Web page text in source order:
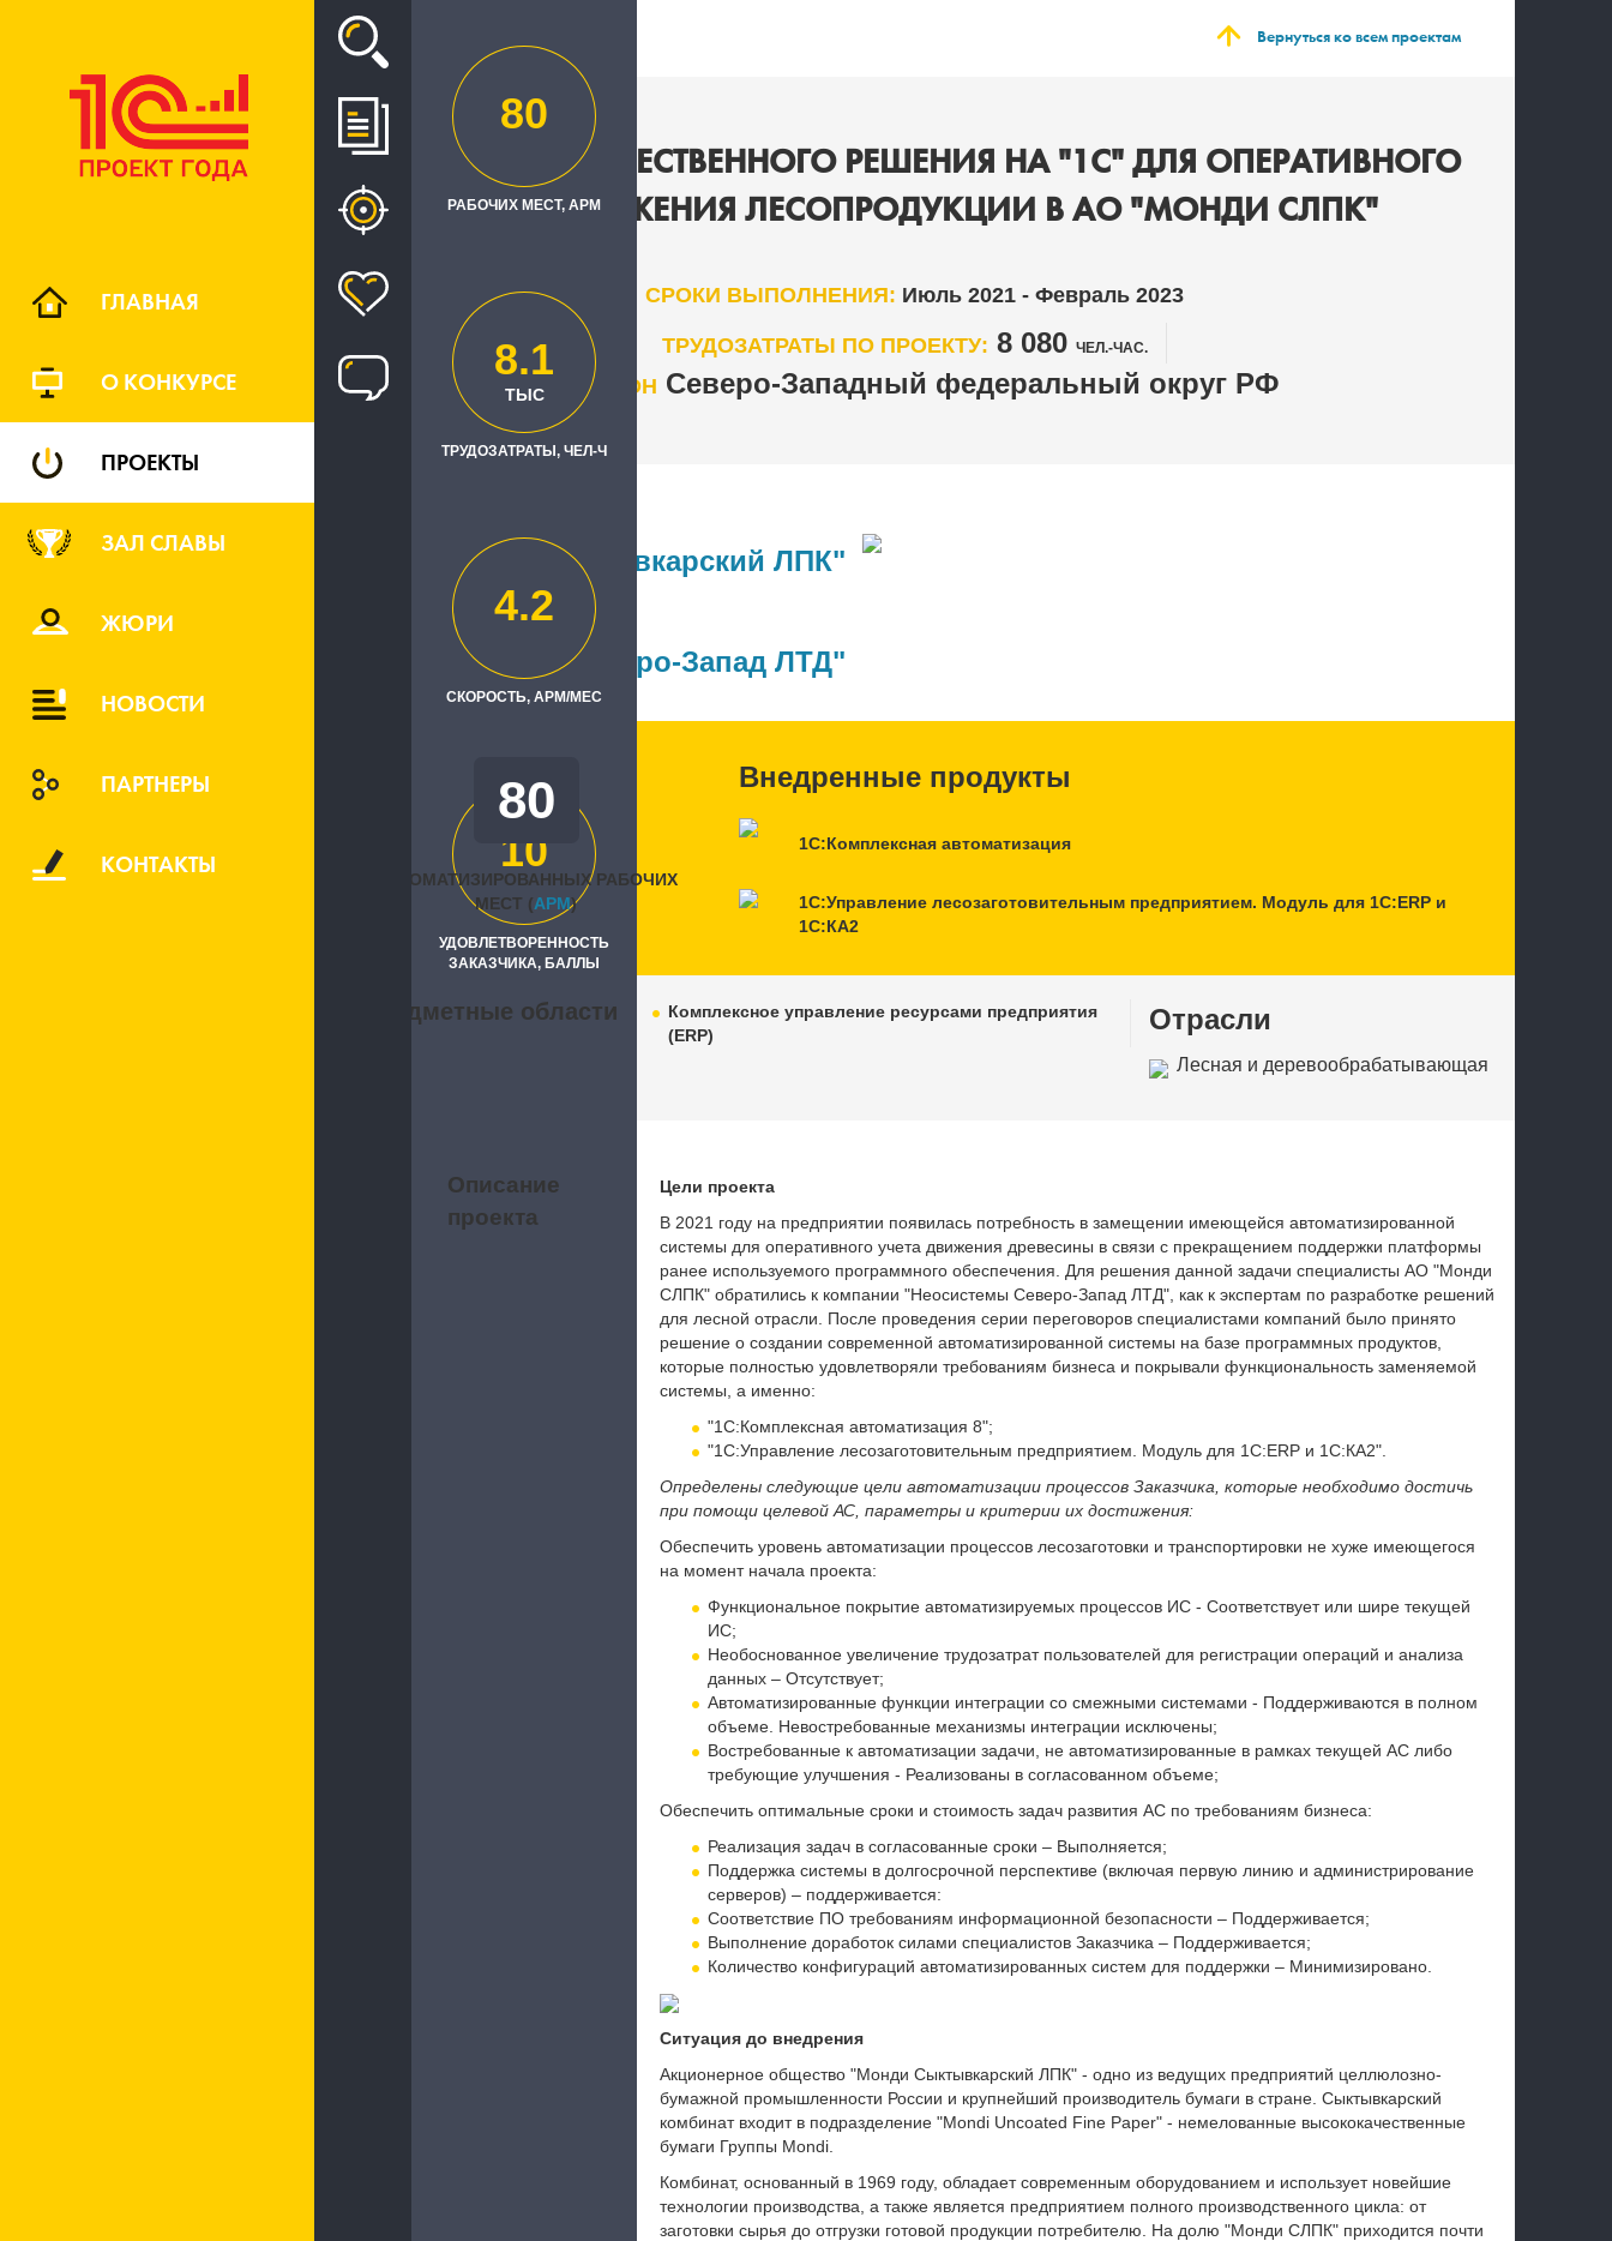
ГЛАВНАЯ
О КОНКУРСЕ
ПРОЕКТЫ
ЗАЛ СЛАВЫ
ЖЮРИ
НОВОСТИ
ПАРТНЕРЫ
КОНТАКТЫ
Проект Вернуться ко всем проектам
ВНЕДРЕНИЕ ОТЕЧЕСТВЕННОГО РЕШЕНИЯ НА "1С" ДЛЯ ОПЕРАТИВНОГО
УЧЕТА ДВИЖЕНИЯ ЛЕСОПРОДУКЦИИ В АО "МОНДИ СЛПК"
СРОКИ ВЫПОЛНЕНИЯ: Июль 2021 - Февраль 2023
ТРУДОЗАТРАТЫ ПО ПРОЕКТУ: 8 080 ЧЕЛ.-ЧАС.
РЕГИОН Северо-Западный федеральный округ РФ
80
РАБОЧИХ МЕСТ, АРМ
8.1
ТЫС
ТРУДОЗАТРАТЫ, ЧЕЛ-Ч
4.2
СКОРОСТЬ, АРМ/МЕС
10
УДОВЛЕТВОРЕННОСТЬ
ЗАКАЗЧИКА, БАЛЛЫ
АО "Монди Сыктывкарский ЛПК"
Исполнитель
"Неосистемы Северо-Запад ЛТД"
80
АВТОМАТИЗИРОВАННЫХ РАБОЧИХ
МЕСТ (APM)
Внедренные продукты
1С:Комплексная автоматизация
1С:Управление лесозаготовительным предприятием. Модуль для 1С:ERP и
1С:КА2
Предметные области
Комплексное управление ресурсами предприятия
(ERP)
Отрасли
Лесная и деревообрабатывающая
Описание
проекта
Цели проекта
В 2021 году на предприятии появилась потребность в замещении имеющейся автоматизированной
системы для оперативного учета движения древесины в связи с прекращением поддержки платформы
ранее используемого программного обеспечения. Для решения данной задачи специалисты АО "Монди
СЛПК" обратились к компании "Неосистемы Северо-Запад ЛТД", как к экспертам по разработке решений
для лесной отрасли. После проведения серии переговоров специалистами компаний было принято
решение о создании современной автоматизированной системы на базе программных продуктов,
которые полностью удовлетворяли требованиям бизнеса и покрывали функциональность заменяемой
системы, а именно:
"1С:Комплексная автоматизация 8";
"1С:Управление лесозаготовительным предприятием. Модуль для 1С:ERP и 1С:КА2".
Определены следующие цели автоматизации процессов Заказчика, которые необходимо достичь
при помощи целевой АС, параметры и критерии их достижения:
Обеспечить уровень автоматизации процессов лесозаготовки и транспортировки не хуже имеющегося
на момент начала проекта:
Функциональное покрытие автоматизируемых процессов ИС - Соответствует или шире текущей
ИС;
Необоснованное увеличение трудозатрат пользователей для регистрации операций и анализа
данных – Отсутствует;
Автоматизированные функции интеграции со смежными системами - Поддерживаются в полном
объеме. Невостребованные механизмы интеграции исключены;
Востребованные к автоматизации задачи, не автоматизированные в рамках текущей АС либо
требующие улучшения - Реализованы в согласованном объеме;
Обеспечить оптимальные сроки и стоимость задач развития АС по требованиям бизнеса:
Реализация задач в согласованные сроки – Выполняется;
Поддержка системы в долгосрочной перспективе (включая первую линию и администрирование
серверов) – поддерживается:
Соответствие ПО требованиям информационной безопасности – Поддерживается;
Выполнение доработок силами специалистов Заказчика – Поддерживается;
Количество конфигураций автоматизированных систем для поддержки – Минимизировано.
Ситуация до внедрения
Акционерное общество "Монди Сыктывкарский ЛПК" - одно из ведущих предприятий целлюлозно-
бумажной промышленности России и крупнейший производитель бумаги в стране. Сыктывкарский
комбинат входит в подразделение "Mondi Uncoated Fine Paper" - немелованные высококачественные
бумаги Группы Mondi.
Комбинат, основанный в 1969 году, обладает современным оборудованием и использует новейшие
технологии производства, а также является предприятием полного производственного цикла: от
заготовки сырья до отгрузки готовой продукции потребителю. На долю "Монди СЛПК" приходится почти